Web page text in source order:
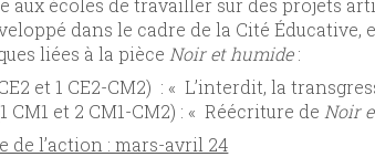
aux écoles de travailler sur des projets
dans le cadre de la Cité Éducative,
liées à la pièce Noir et humide:
et 1 CE2-CM2) : « L’interdit, la
CM1 et 2 CM1-CM2) : « Réécriture de Noir
de l’action : mars-avril 24